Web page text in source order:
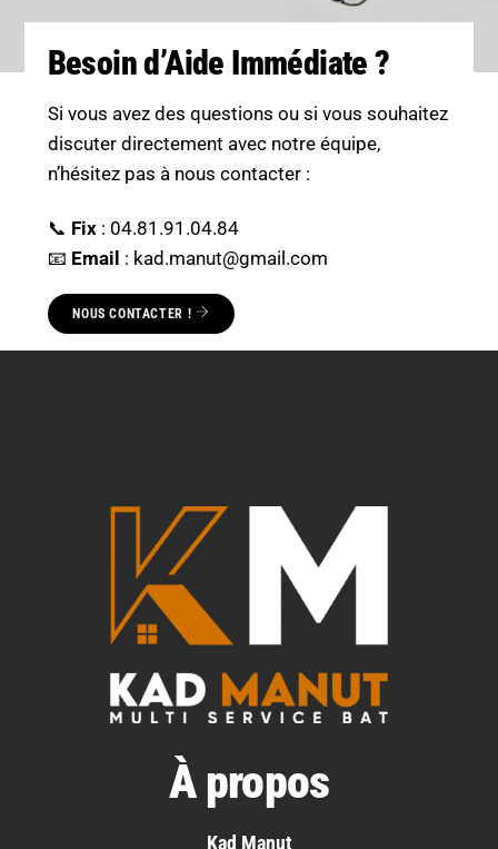
Besoin d’Aide Immédiate ?
Si vous avez des questions ou si vous souhaitez
discuter directement avec notre équipe,
n’hésitez pas à nous contacter :
📞 Fix : 04.81.91.04.84
📧 Email : kad.manut@gmail.com
NOUS CONTACTER !
À propos
Kad Manut